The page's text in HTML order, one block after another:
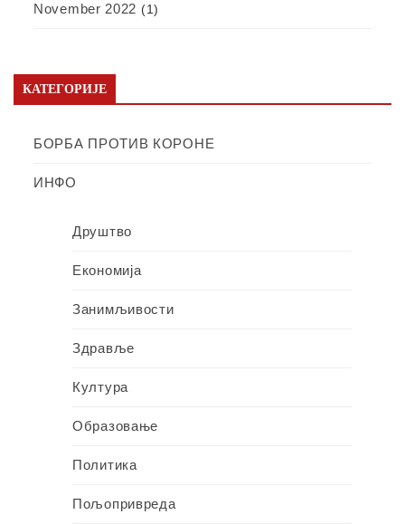
November 2022 (1)
КАТЕГОРИЈЕ
БОРБА ПРОТИВ КОРОНЕ
ИНФО
Друштво
Економија
Занимљивости
Здравље
Култура
Образовање
Политика
Пољопривреда